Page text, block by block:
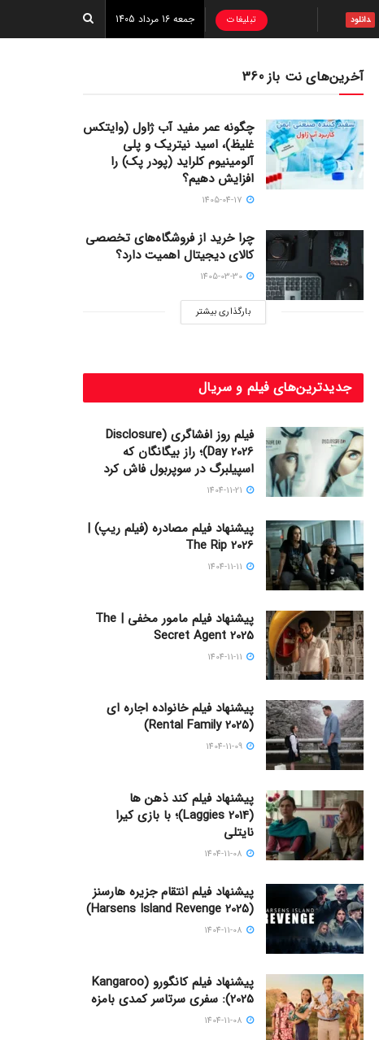
دانلود تبلیغات جمعه 16 مرداد 1405
آخرین‌های نت باز 360
چگونه عمر مفید آب ژاول (وایتکس
غلیظ)، اسید نیتریک و پلی
آلومینیوم کلراید (پودر پک) را
افزایش دهیم؟
چرا خرید از فروشگاه‌های تخصصی
کالای دیجیتال اهمیت دارد؟
بارگذاری بیشتر
جدیدترین‌های فیلم و سریال
فیلم روز افشاگری (Disclosure
Day 2026)؛ راز بیگانگان که
اسپیلبرگ در سوپربول فاش کرد
پیشنهاد فیلم مصادره (فیلم ریپ) |
The Rip 2026
پیشنهاد فیلم مامور مخفی | The
Secret Agent 2025
پیشنهاد فیلم خانواده اجاره‌ ای
(Rental Family 2025)
پیشنهاد فیلم کند ذهن ها
(Laggies 2014)؛ با بازی کیرا
نایتلی
پیشنهاد فیلم انتقام جزیره هارسنز
(Harsens Island Revenge 2025)
پیشنهاد فیلم کانگورو (Kangaroo
2025): سفری سرتاسر کمدی بامزه